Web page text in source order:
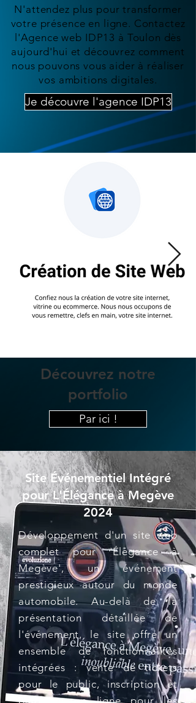
N'attendez plus pour transformer
votre présence en ligne. Contactez
l'Agence web IDP13 à Toulon dès
aujourd'hui et découvrez comment
nous pouvons vous aider à réaliser
vos ambitions digitales.
Je découvre l'agence IDP13
Découvrez notre
portfolio
Par ici !
Site Événementiel Intégré
pour L'Élégance à Megève
2024
Développement d'un site web
complet pour 'Élégance à
Megève', un événement
prestigieux autour du monde
automobile. Au-delà de la
présentation détaillée de
l'événement, le site offre un
ensemble de fonctionnalités
intégrées : vente de tickets
pour le public, inscription et
paiement en ligne pour les